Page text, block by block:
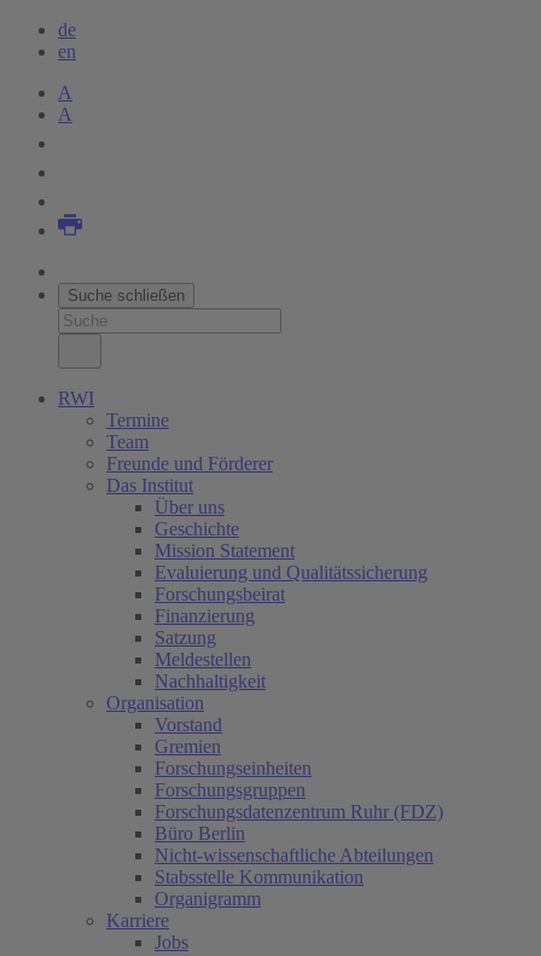
de
en
A
A
Suche schließen
RWI
Termine
Team
Freunde und Förderer
Das Institut
Über uns
Geschichte
Mission Statement
Evaluierung und Qualitätssicherung
Forschungsbeirat
Finanzierung
Satzung
Meldestellen
Nachhaltigkeit
Organisation
Vorstand
Gremien
Forschungseinheiten
Forschungsgruppen
Forschungsdatenzentrum Ruhr (FDZ)
Büro Berlin
Nicht-wissenschaftliche Abteilungen
Stabsstelle Kommunikation
Organigramm
Karriere
Jobs